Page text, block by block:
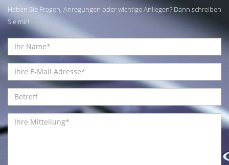
Haben Sie Fragen, Anregungen oder wichtige Anliegen? Dann schreiben
Sie mir!